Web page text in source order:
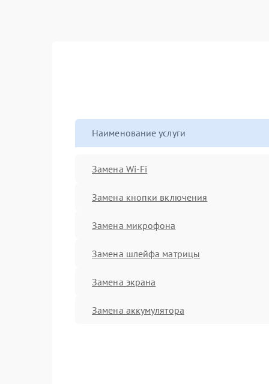
Наименование услуги
Замена Wi-Fi
Замена кнопки включения
Замена микрофона
Замена шлейфа матрицы
Замена экрана
Замена аккумулятора